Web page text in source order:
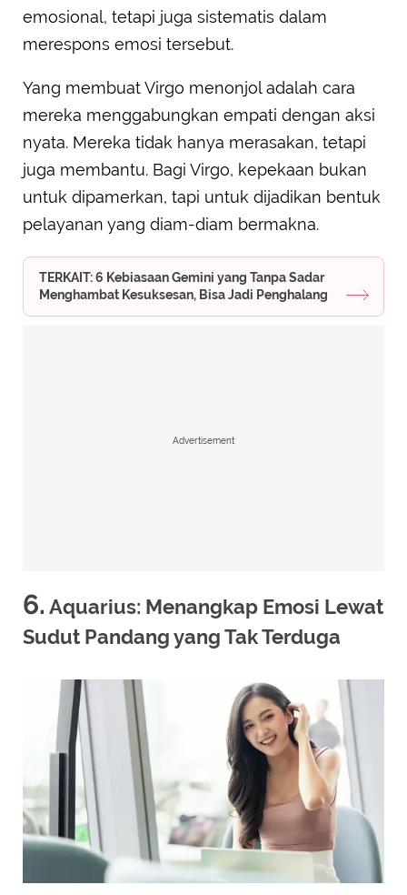
emosional, tetapi juga sistematis dalam
merespons emosi tersebut.
Yang membuat Virgo menonjol adalah cara
mereka menggabungkan empati dengan aksi
nyata. Mereka tidak hanya merasakan, tetapi
juga membantu. Bagi Virgo, kepekaan bukan
untuk dipamerkan, tapi untuk dijadikan bentuk
pelayanan yang diam-diam bermakna.
TERKAIT: 6 Kebiasaan Gemini yang Tanpa Sadar
Menghambat Kesuksesan, Bisa Jadi Penghalang
Advertisement
6. Aquarius: Menangkap Emosi Lewat
Sudut Pandang yang Tak Terduga